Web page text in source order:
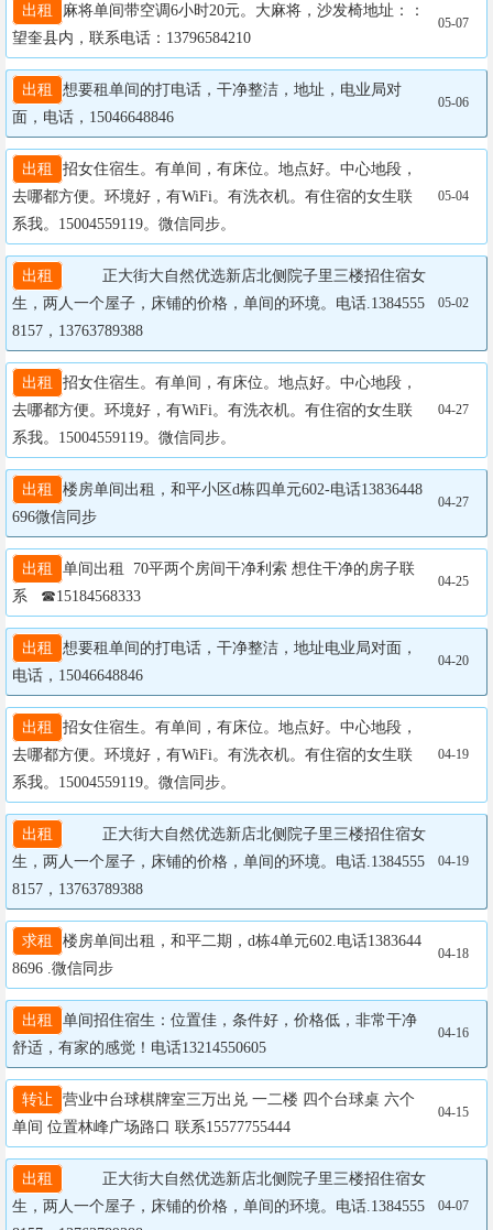
出租
麻将单间带空调6小时20元。大麻将，沙发椅地址：：
望奎县内，联系电话：13796584210
05-07
出租
想要租单间的打电话，干净整洁，地址，电业局对
面，电话，15046648846
05-06
出租
招女住宿生。有单间，有床位。地点好。中心地段，
去哪都方便。环境好，有WiFi。有洗衣机。有住宿的女生联
系我。15004559119。微信同步。
05-04
出租
正大街大自然优选新店北侧院子里三楼招住宿女
生，两人一个屋子，床铺的价格，单间的环境。电话.1384555
8157，13763789388
05-02
出租
招女住宿生。有单间，有床位。地点好。中心地段，
去哪都方便。环境好，有WiFi。有洗衣机。有住宿的女生联
系我。15004559119。微信同步。
04-27
出租
楼房单间出租，和平小区d栋四单元602-电话13836448
696微信同步
04-27
出租
单间出租  70平两个房间干净利索 想住干净的房子联
系   ☎15184568333
04-25
出租
想要租单间的打电话，干净整洁，地址电业局对面，
电话，15046648846
04-20
出租
招女住宿生。有单间，有床位。地点好。中心地段，
去哪都方便。环境好，有WiFi。有洗衣机。有住宿的女生联
系我。15004559119。微信同步。
04-19
出租
正大街大自然优选新店北侧院子里三楼招住宿女
生，两人一个屋子，床铺的价格，单间的环境。电话.1384555
8157，13763789388
04-19
求租
楼房单间出租，和平二期，d栋4单元602.电话1383644
8696 .微信同步
04-18
出租
单间招住宿生：位置佳，条件好，价格低，非常干净
舒适，有家的感觉！电话13214550605
04-16
转让
营业中台球棋牌室三万出兑 一二楼 四个台球桌 六个
单间 位置林峰广场路口 联系15577755444
04-15
出租
正大街大自然优选新店北侧院子里三楼招住宿女
生，两人一个屋子，床铺的价格，单间的环境。电话.1384555
04-07